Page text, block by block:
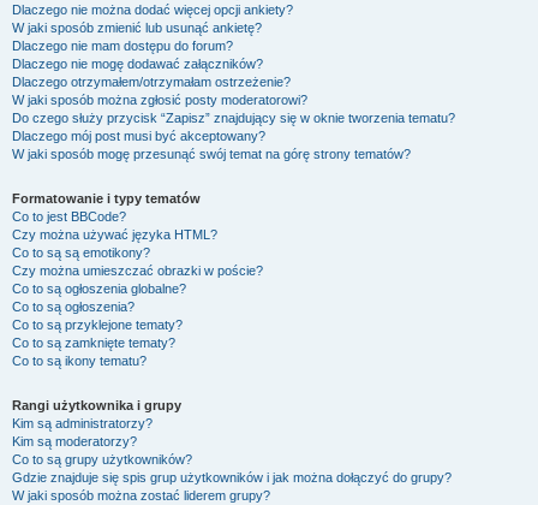
Dlaczego nie można dodać więcej opcji ankiety?
W jaki sposób zmienić lub usunąć ankietę?
Dlaczego nie mam dostępu do forum?
Dlaczego nie mogę dodawać załączników?
Dlaczego otrzymałem/otrzymałam ostrzeżenie?
W jaki sposób można zgłosić posty moderatorowi?
Do czego służy przycisk “Zapisz” znajdujący się w oknie tworzenia tematu?
Dlaczego mój post musi być akceptowany?
W jaki sposób mogę przesunąć swój temat na górę strony tematów?
Formatowanie i typy tematów
Co to jest BBCode?
Czy można używać języka HTML?
Co to są są emotikony?
Czy można umieszczać obrazki w poście?
Co to są ogłoszenia globalne?
Co to są ogłoszenia?
Co to są przyklejone tematy?
Co to są zamknięte tematy?
Co to są ikony tematu?
Rangi użytkownika i grupy
Kim są administratorzy?
Kim są moderatorzy?
Co to są grupy użytkowników?
Gdzie znajduje się spis grup użytkowników i jak można dołączyć do grupy?
W jaki sposób można zostać liderem grupy?